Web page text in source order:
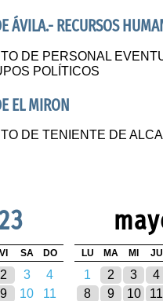
ÁVILA.- RECURSOS
DE PERSONAL
POLÍTICOS
EL MIRON
DE TENIENTE DE
VI SA DO
2 3
4
9 10
11
LU MA MI JU
1 2 3 4
8
9 10 11